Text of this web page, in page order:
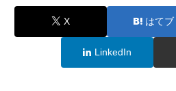
X はてブ
LinkedIn